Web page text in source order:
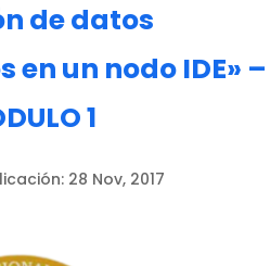
de datos
un nodo IDE» –
1
28 Nov, 2017